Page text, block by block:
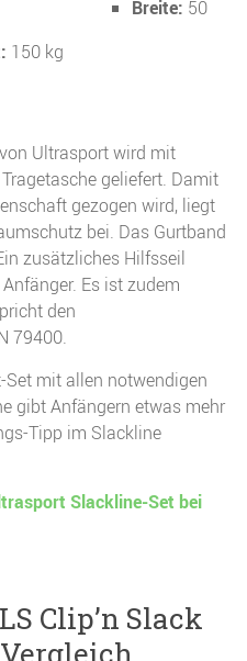
Breite: 50
150 kg
Ultrasport wird mit
geliefert. Damit
gezogen wird, liegt
bei. Das Gurtband
zusätzliches Hilfsseil
Es ist zudem
den
79400.
mit allen notwendigen
gibt Anfängern etwas mehr
Tipp im Slackline
Slackline-Set bei
Clip’n Slack